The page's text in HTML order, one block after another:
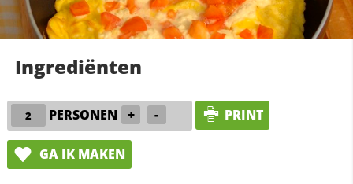
Ingrediënten
PERSONEN + - PRINT
GA IK MAKEN